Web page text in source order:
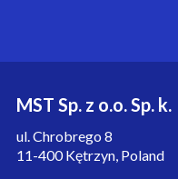
MST Sp. z o.o. Sp. k.
ul. Chrobrego 8
11-400 Kętrzyn, Poland